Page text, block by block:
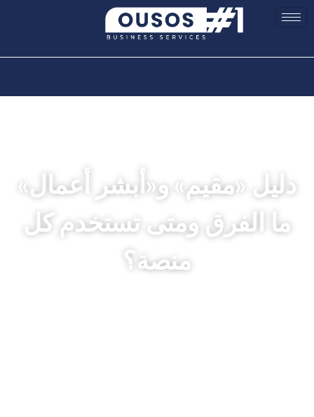
دليل «مقيم» و«أبشر أعمال»
ما الفرق ومتى تستخدم كل
منصة؟